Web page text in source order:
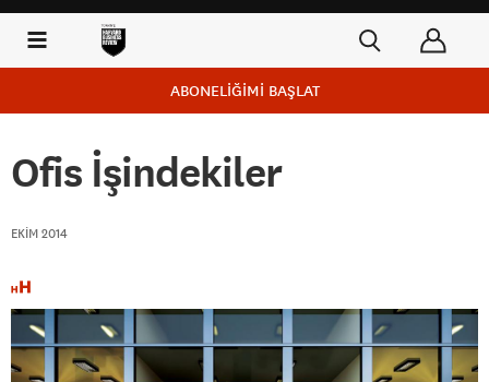
ABONELİĞİMİ BAŞLAT
Ofis İşindekiler
EKIM 2014